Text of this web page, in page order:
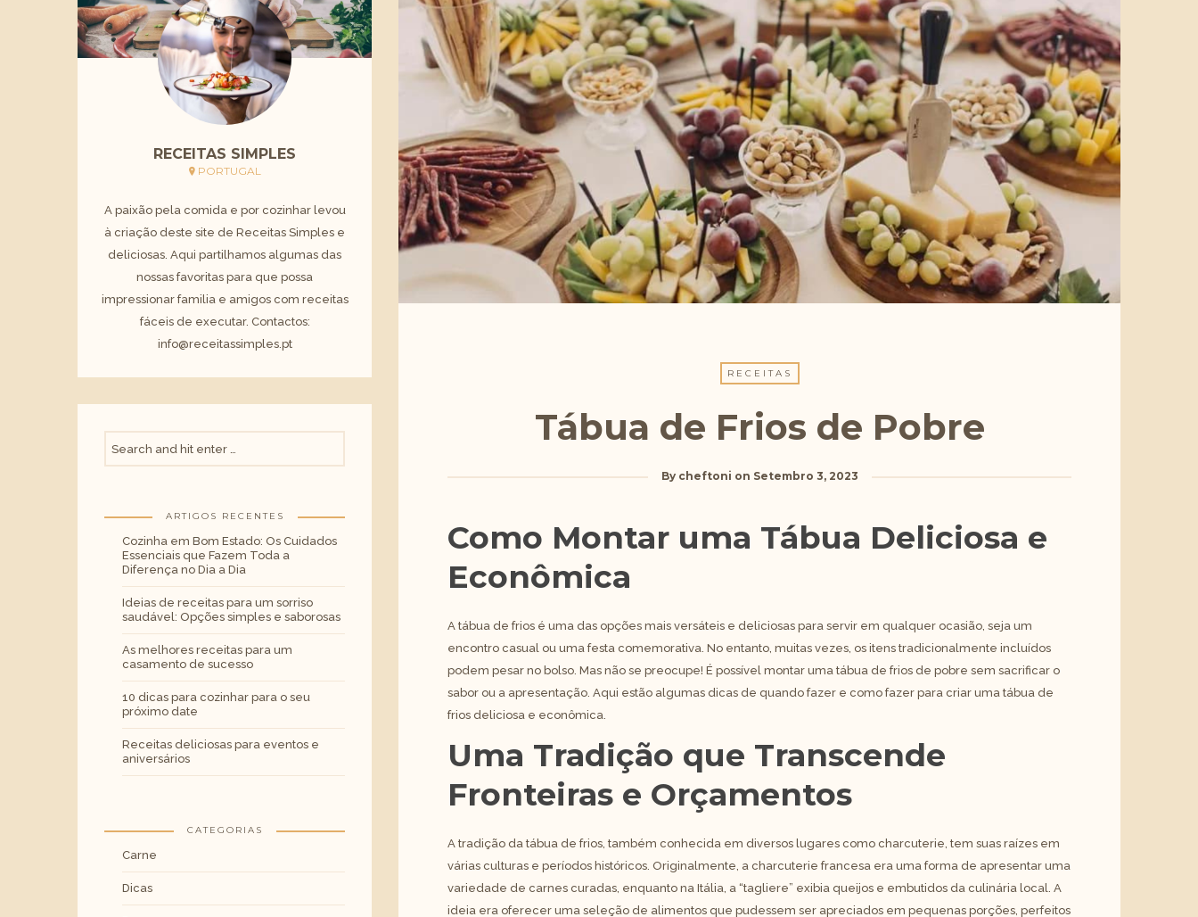
RECEITAS SIMPLES
PORTUGAL
A paixão pela comida e por cozinhar levou
à criação deste site de Receitas Simples e
deliciosas. Aqui partilhamos algumas das
nossas favoritas para que possa
impressionar familia e amigos com receitas
fáceis de executar. Contactos:
info@receitassimples.pt
ARTIGOS RECENTES
Cozinha em Bom Estado: Os Cuidados
Essenciais que Fazem Toda a
Diferença no Dia a Dia
Ideias de receitas para um sorriso
saudável: Opções simples e saborosas
As melhores receitas para um
casamento de sucesso
10 dicas para cozinhar para o seu
próximo date
Receitas deliciosas para eventos e
aniversários
CATEGORIAS
Carne
Dicas
RECEITAS
Tábua de Frios de Pobre
By cheftoni on Setembro 3, 2023
Como Montar uma Tábua Deliciosa e
Econômica
A tábua de frios é uma das opções mais versáteis e deliciosas para servir em qualquer ocasião, seja um
encontro casual ou uma festa comemorativa. No entanto, muitas vezes, os itens tradicionalmente incluídos
podem pesar no bolso. Mas não se preocupe! É possível montar uma tábua de frios de pobre sem sacrificar o
sabor ou a apresentação. Aqui estão algumas dicas de quando fazer e como fazer para criar uma tábua de
frios deliciosa e econômica.
Uma Tradição que Transcende
Fronteiras e Orçamentos
A tradição da tábua de frios, também conhecida em diversos lugares como charcuterie, tem suas raízes em
várias culturas e períodos históricos. Originalmente, a charcuterie francesa era uma forma de apresentar uma
variedade de carnes curadas, enquanto na Itália, a “tagliere” exibia queijos e embutidos da culinária local. A
ideia era oferecer uma seleção de alimentos que pudessem ser apreciados em pequenas porções, perfeitos